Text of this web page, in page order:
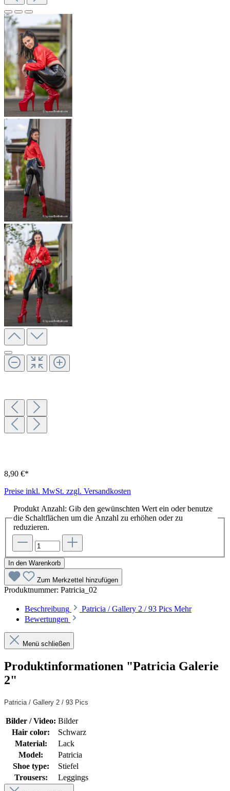
8,90 €*
Preise inkl. MwSt. zzgl. Versandkosten
Produkt Anzahl: Gib den gewünschten Wert ein oder benutze
die Schaltflächen um die Anzahl zu erhöhen oder zu
reduzieren.
In den Warenkorb
Zum Merkzettel hinzufügen
Produktnummer: Patricia_02
Beschreibung Patricia / Gallery 2 / 93 Pics Mehr
Bewertungen
Menü schließen
Produktinformationen "Patricia Galerie
2"
Patricia / Gallery 2 / 93 Pics
Bilder / Video: Bilder
Hair color:
Schwarz
Material:
Lack
Model:
Patricia
Shoe type:
Stiefel
Trousers:
Leggings